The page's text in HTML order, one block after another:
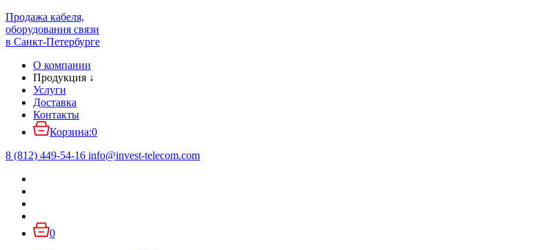
Продажа кабеля,
оборудования связи
в Санкт-Петербурге
О компании
Продукция ↓
Услуги
Доставка
Контакты
Корзина:0
8 (812) 449-54-16 info@invest-telecom.com
0